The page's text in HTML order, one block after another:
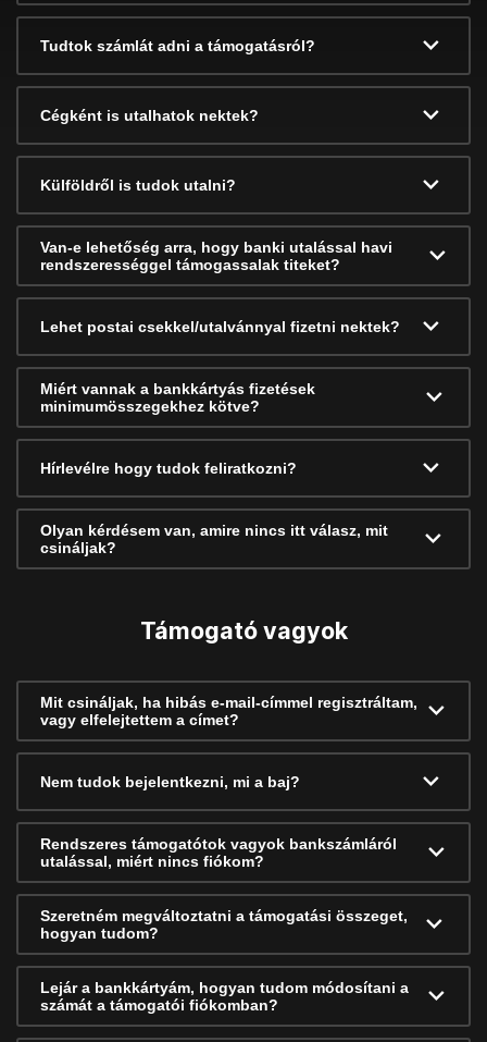
Tudtok számlát adni a támogatásról?
Cégként is utalhatok nektek?
Külföldről is tudok utalni?
Van-e lehetőség arra, hogy banki utalással havi
rendszerességgel támogassalak titeket?
Lehet postai csekkel/utalvánnyal fizetni nektek?
Miért vannak a bankkártyás fizetések
minimumösszegekhez kötve?
Hírlevélre hogy tudok feliratkozni?
Olyan kérdésem van, amire nincs itt válasz, mit
csináljak?
Támogató vagyok
Mit csináljak, ha hibás e-mail-címmel regisztráltam,
vagy elfelejtettem a címet?
Nem tudok bejelentkezni, mi a baj?
Rendszeres támogatótok vagyok bankszámláról
utalással, miért nincs fiókom?
Szeretném megváltoztatni a támogatási összeget,
hogyan tudom?
Lejár a bankkártyám, hogyan tudom módosítani a
számát a támogatói fiókomban?